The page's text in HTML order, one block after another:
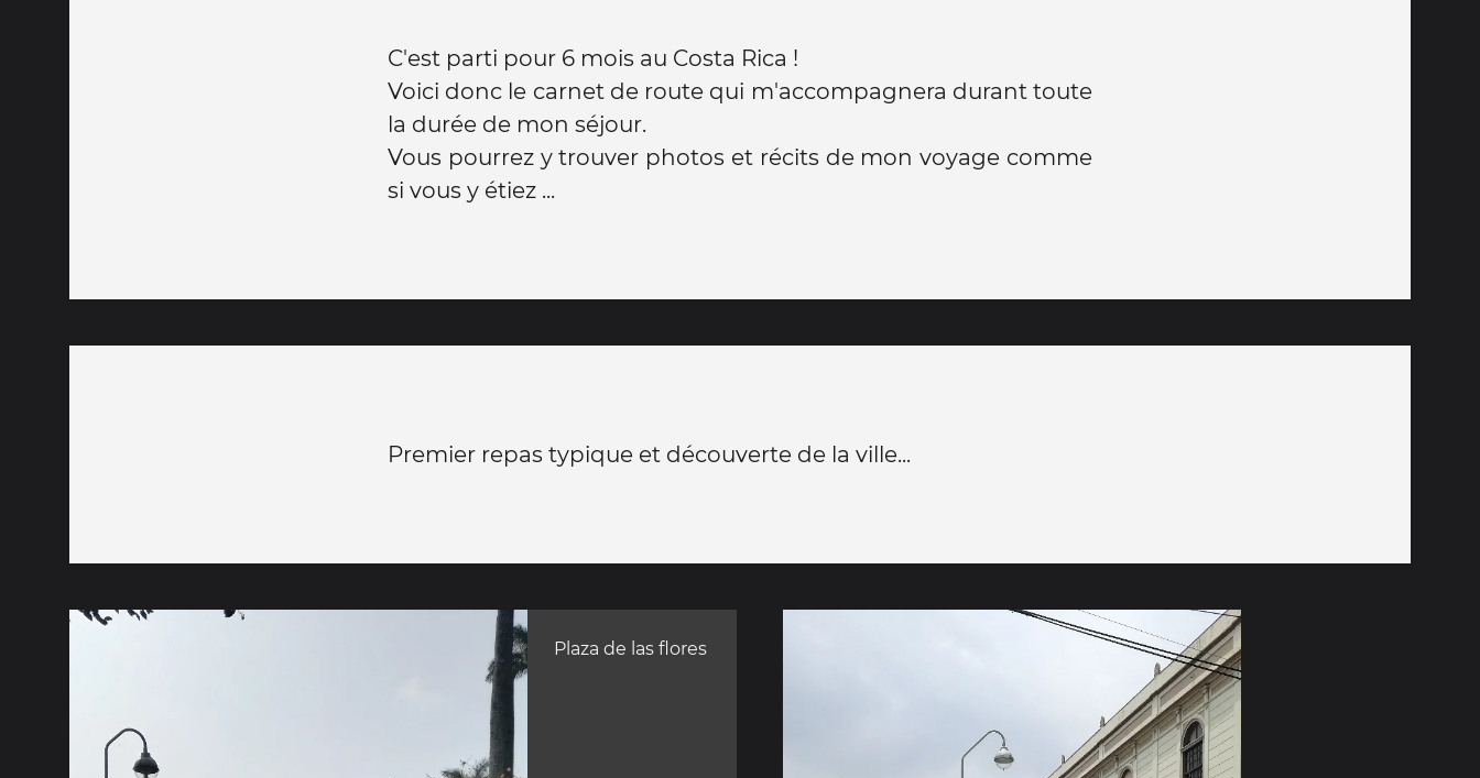
C'est parti pour 6 mois au Costa Rica !
Voici donc le carnet de route qui m'accompagnera durant toute
la durée de mon séjour.
Vous pourrez y trouver photos et récits de mon voyage comme
si vous y étiez ...
Premier repas typique et découverte de la ville...
Plaza de las flores